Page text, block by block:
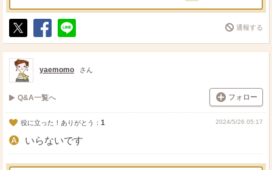
ポ
ス
ト
シ
ェ
送
る
通報する
yaemomo さん
Q&A一覧へ フォロー
役に立った！ありがとう： 1 2024/5/26 05:17
いらないです